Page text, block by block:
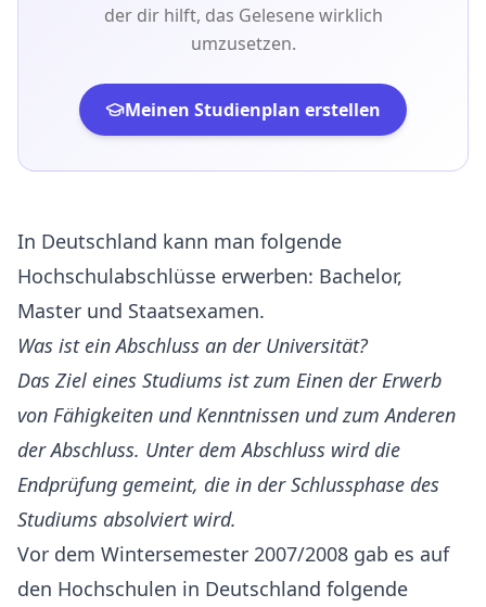
der dir hilft, das Gelesene wirklich
umzusetzen.
Meinen Studienplan erstellen
In Deutschland kann man folgende
Hochschulabschlüsse erwerben: Bachelor,
Master und Staatsexamen.
Was ist ein Abschluss an der Universität?
Das Ziel eines Studiums ist zum Einen der Erwerb
von Fähigkeiten und Kenntnissen und zum Anderen
der Abschluss. Unter dem Abschluss wird die
Endprüfung gemeint, die in der Schlussphase des
Studiums absolviert wird.
Vor dem Wintersemester 2007/2008 gab es auf
den Hochschulen in Deutschland folgende